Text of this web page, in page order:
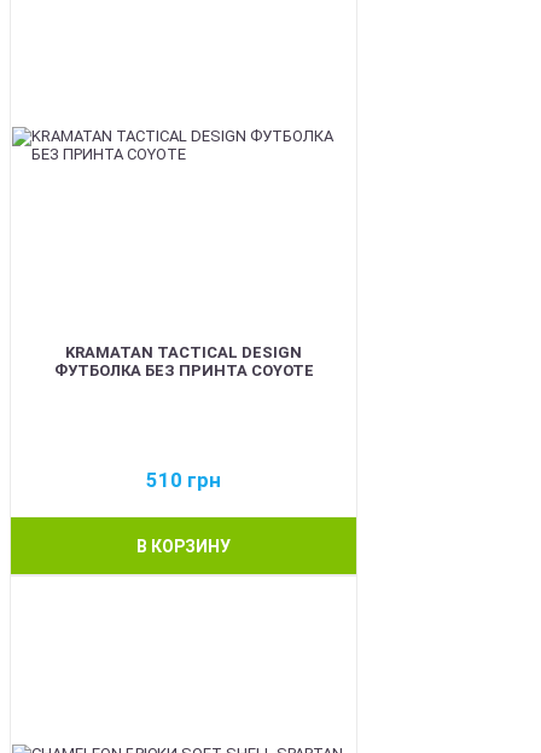
KRAMATAN TACTICAL DESIGN
ФУТБОЛКА БЕЗ ПРИНТА COYOTE
510 грн
В КОРЗИНУ